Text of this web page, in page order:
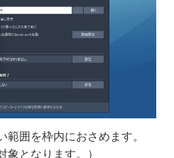
範囲を枠内におさめます。
象となります。）